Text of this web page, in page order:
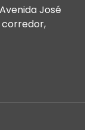
José
corredor,